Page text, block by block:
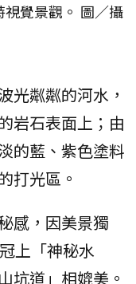
覺景觀。 圖／攝
光粼粼的河水，
岩石表面上；由
的藍、紫色塗料
打光區。
感，因美景獨
上「神秘水
坑道」相媲美。